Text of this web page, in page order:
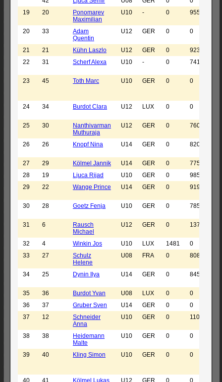
19
20
Ponomarev
Maximilian
U10 - 0 955
20
33
Adam
Quentin
U12 GER 0 0
21 21 Kühn Laszlo U12 GER 0 923
22
31 Scherf Alexa U10 - 0 741
23
45 Toth Marc U10 GER 0 0
24
34 Burdot Clara U12 LUX 0 0
25
30
Nanthivarman
Muthuraja
U12 GER 0 760
26
26 Knopf Nina U14 GER 0 820
27
29 Kölmel Jannik U14 GER 0 775
28
19 Ljuca Rijad U10 GER 0 985
29
22 Wange Prince U14 GER 0 919
30
28 Goetz Fenja U10 GER 0 785
31
6
Rausch
Michael
U12 GER 0 1378
32
4 Winkin Jos U10 LUX 1481 0
33
27
Schulz
Helene
U08 FRA 0 808
34
25 Dynin Ilya U14 GER 0 845
35
36 Burdot Yvan U08 LUX 0 0
36
37 Gruber Sven U14 GER 0 0
37
12
Schneider
Anna
U10 GER 0 1108
38 38
Heidemann
Malte
U10 GER 0 0
39
40 Kling Simon U10 GER 0 0